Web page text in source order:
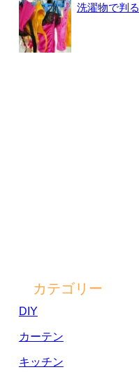
洗濯物で判
カテゴリー
DIY
カーテン
キッチン